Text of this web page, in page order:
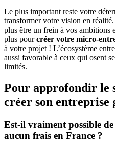
Le plus important reste votre
transformer votre vision en
plus être un frein à vos ambitions
plus pourcréer votre micro-
à votre projet ! L’écosystème
aussi favorable à ceux qui osent
limités.
Pour approfondir le
créer son entreprise
Est-il vraiment possible
aucun frais en France ?